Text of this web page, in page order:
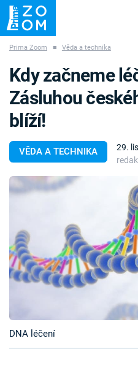
ZÁHADY VETŘELCI
Témata
Témata
Pořady
TV Program
Časopis
Sledujte prima+
Prima Zoom ■ Věda a technika
VĚDA A TECHNIKA
29.
Kdy začneme
Zásluhou
blíží!
DNA léčení